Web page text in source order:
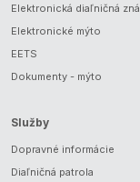
Elektronická diaľničná
Elektronické mýto
EETS
Dokumenty - mýto
Služby
Dopravné informácie
Diaľničná patrola